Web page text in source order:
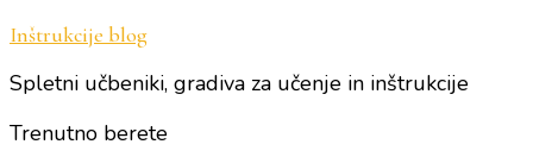
Inštrukcije blog
Spletni učbeniki, gradiva za učenje in inštrukcije
Trenutno berete